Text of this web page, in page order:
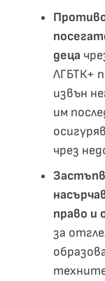
деца
ЛГБТК+
извън
им
чрез
право и
за
техните